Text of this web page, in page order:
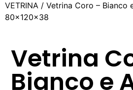
VETRINA / Vetrina Coro – Bianco
80x120x38
Vetrina
Bianco e